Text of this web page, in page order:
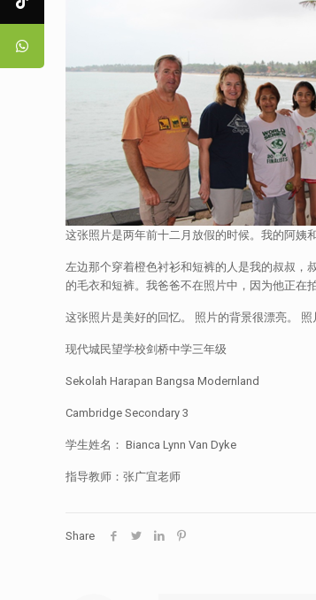
这张照片是两年前十二月放假的时候。我的阿姨
左边那个穿着橙色衬衫和短裤的人是我的叔叔，
的毛衣和短裤。我爸爸不在照片中，因为他正在
这张照片是美好的回忆。 照片的背景很漂亮。
现代城民望学校剑桥中学三年级
Sekolah Harapan Bangsa Modernland
Cambridge Secondary 3
学生姓名： Bianca Lynn Van Dyke
指导教师：张广宜老师
Share